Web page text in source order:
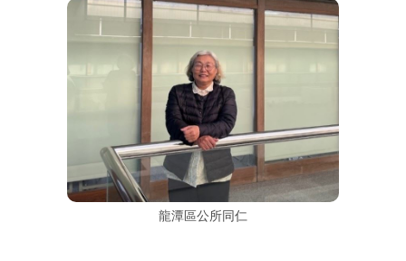
龍潭區公所同仁